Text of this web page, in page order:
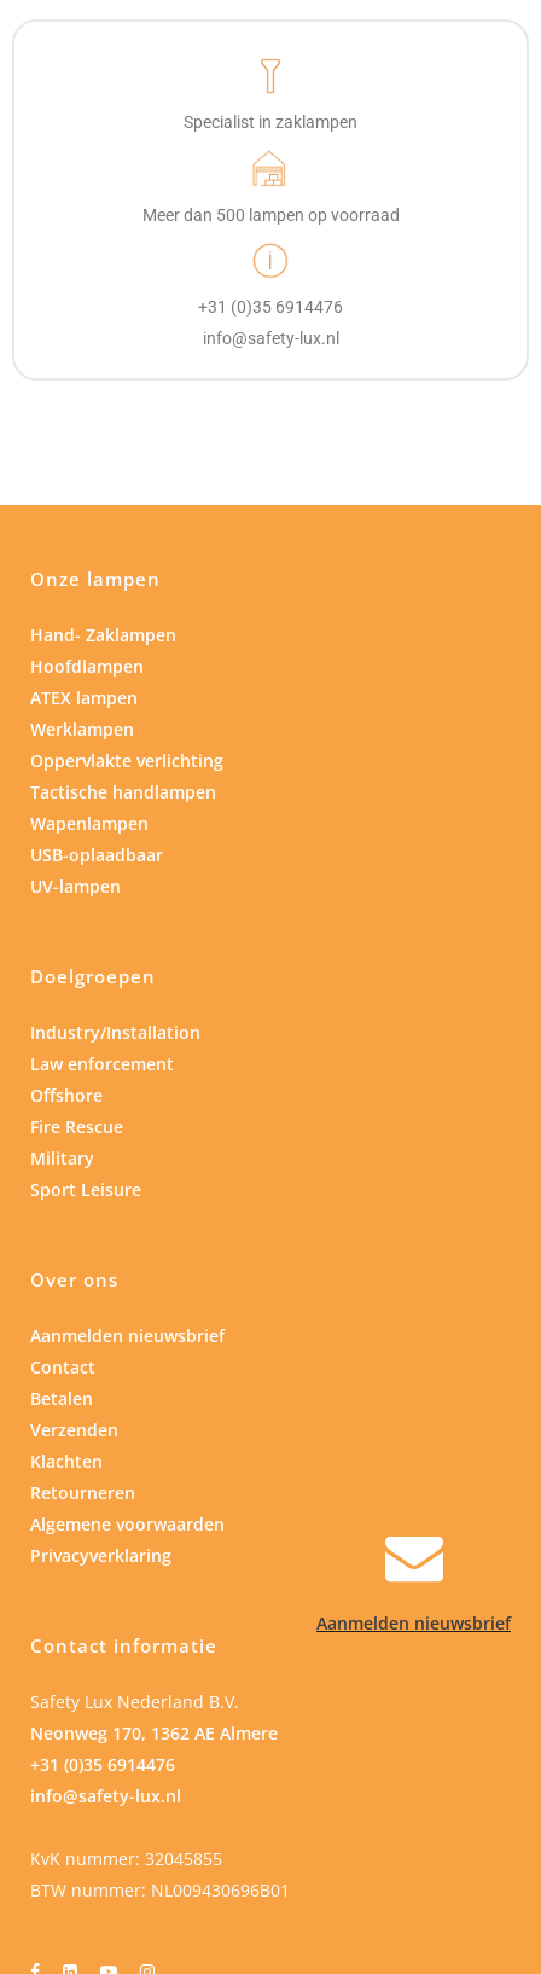
Aanmelden nieuwsbrief
Specialist in zaklampen
Meer dan 500 lampen op voorraad
+31 (0)35 6914476
info@safety-lux.nl
Onze lampen
Hand- Zaklampen
Hoofdlampen
ATEX lampen
Werklampen
Oppervlakte verlichting
Tactische handlampen
Wapenlampen
USB-oplaadbaar
UV-lampen
Doelgroepen
Industry/Installation
Law enforcement
Offshore
Fire Rescue
Military
Sport Leisure
Over ons
Aanmelden nieuwsbrief
Contact
Betalen
Verzenden
Klachten
Retourneren
Algemene voorwaarden
Privacyverklaring
Contact informatie
Safety Lux Nederland B.V.
Neonweg 170, 1362 AE Almere
+31 (0)35 6914476
info@safety-lux.nl
KvK nummer: 32045855
BTW nummer: NL009430696B01